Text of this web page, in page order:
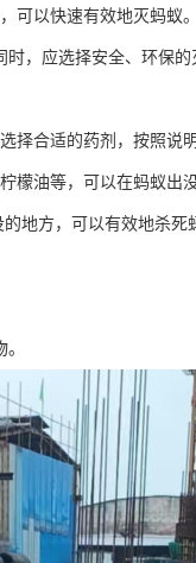
可以快速有效地灭蚂蚁。
，应选择安全、环保的
择合适的药剂，按照说明
油等，可以在蚂蚁出
地方，可以有效地杀死